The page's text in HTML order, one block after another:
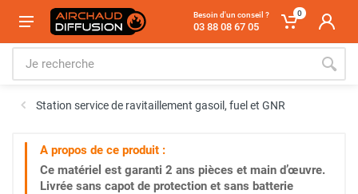
Besoin d'un conseil ?
03 88 08 67 05
0
Station service de ravitaillement gasoil, fuel et GNR
A propos de ce produit :
Ce matériel est garanti 2 ans pièces et main d’œuvre.
Livrée sans capot de protection et sans batterie